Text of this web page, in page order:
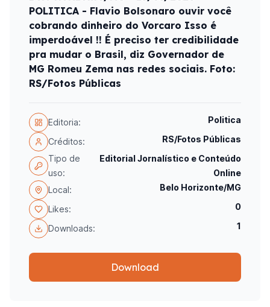
POLITICA - Flavio Bolsonaro ouvir você
cobrando dinheiro do Vorcaro Isso é
imperdoável !! É preciso ter credibilidade
pra mudar o Brasil, diz Governador de
MG Romeu Zema nas redes sociais. Foto:
RS/Fotos Públicas
Editoria: Politica
Créditos:
RS/Fotos Públicas
Tipo de
uso:
Editorial Jornalístico e Conteúdo
Online
Local:
Belo Horizonte/MG
Likes: 0
Downloads: 1
Download